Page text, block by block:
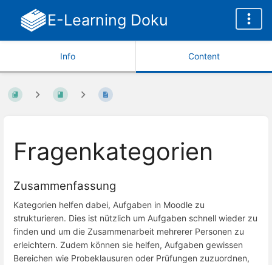
E-Learning Doku
Info Content
Fragenkategorien
Zusammenfassung
Kategorien helfen dabei, Aufgaben in Moodle zu
strukturieren. Dies ist nützlich um Aufgaben schnell wieder zu
finden und um die Zusammenarbeit mehrerer Personen zu
erleichtern. Zudem können sie helfen, Aufgaben gewissen
Bereichen wie Probeklausuren oder Prüfungen zuzuordnen,